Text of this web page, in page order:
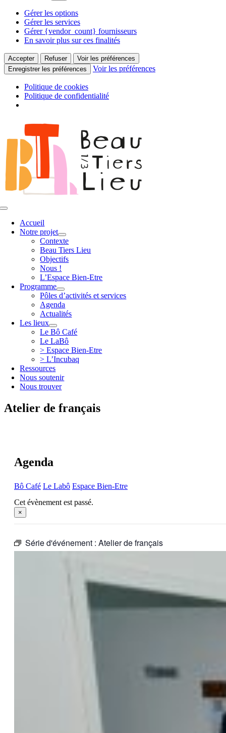
Gérer les options
Gérer les services
Gérer {vendor_count} fournisseurs
En savoir plus sur ces finalités
Accepter Refuser
Voir les préférences
Enregistrer les préférences
Voir les préférences
Politique de cookies
Politique de confidentialité
contenu
Toggle
NavigationAccueil
Notre projet
Contexte
Beau Tiers Lieu
Objectifs
Nous !
L’Espace Bien-Etre
Programme
Pôles d’activités et services
Agenda
Actualités
Les lieux
Le Bô Café
Le LaBô
> Espace Bien-Etre
> L’Incubaq
Ressources
Nous soutenir
Nous trouver
Atelier de français
Agenda
Bô Café Le Labô Espace Bien-Etre
Cet évènement est passé.
×
Série d'événement : Atelier de français